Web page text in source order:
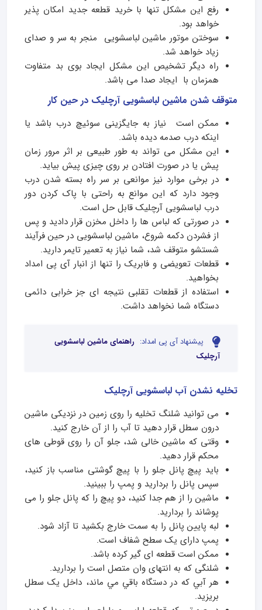
رفع این مشکل تنها با خرید قطعه جدید امکان پذیر
خواهد بود.
سوختن موتور ماشین لباسشویی منجر به سر و صدای
زیاد خواهد شد.
راه دیگر تشخیص این مشکل ایجاد بوی بد متفاوت
همزمان با ایجاد صدا می باشد.
متوقف شدن ماشین لباسشویی آرچلیک در حین کار
ممکن است نیاز به جایگزینی سوئیچ درب باشد یا
اینکه درب صدمه دیده باشد.
این مشکل می تواند به طور طبیعی بر اثر مرور زمان
پیش یا در صورت افتادن بر روی چیزی پیش بیاید.
در برخی موارد نیز موانعی بر سر راه بسته شدن درب
وجود دارد که این موانع به راحتی با پاک کردن دور
درب لباسشویی آرچلیک قابل حل است.
در صورتی که لباس ­ها را داخل مخزن قرار دادید و پس
از فشردن دکمه شروع، ماشین لباسشویی در حین فرآیند
شستشو متوقف شد، شما نیاز به تعمیر تایمر دارید.
قطعات تعویضی و فابریک را تنها از انبار آی پی امداد
بخواهید.
استفاده از قطعات تقلبی نتیجه­ ای جز خرابی دائمی
دستگاه شما نخواهد داشت.
پیشنهاد آی پی امداد: راهنمای ماشین لباسشویی
آرچلیک
تخلیه نشدن آب لباسشویی آرچلیک
می توانید شلنگ تخلیه را روی زمین در نزدیکی ماشین
درون سطل قرار دهید تا آب را از آن خارج کنید.
وقتی که ماشین خالی شد، جلو آن را روی قوطی های
محکم قرار دهید.
باید پیچ پانل جلو را با پیچ گوشتی مناسب باز کنید،
سپس پانل را بردارید و پمپ را ببینید.
ماشین را از هم جدا کنید، دو پیچ را که پانل جلو را می
پوشاند را بردارید.
لبه پایین پانل را به سمت خارج بکشید تا آزاد شود.
پمپ دارای یک سطح شفاف است.
ممکن است قطعه ای گیر کرده باشد.
شلنگی که به انتهای وان متصل است را بردارید.
هر آبي که در دستگاه باقي مي ماند، داخل یک سطل
بریزید.